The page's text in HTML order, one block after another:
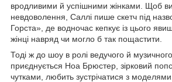
вродливими й успішними жінками. Щоб
невдоволення, Саллі пише скетч під
Горста», де водночас кепкує із цього
жінці навряд чи могло б так пощастити.
Тоді ж до шоу в ролі ведучого й
приєднується Ноа Брюстер, зірковий
чутками, любить зустрічатися з